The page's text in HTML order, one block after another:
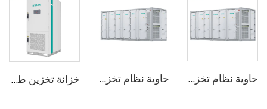
حاوية نظام تخزين الطاقة بالتبريد السائل حاوية نظام تخزين الطاقة بالتبريد السائل خزانة تخزين طاقة التبريد بالسوائل